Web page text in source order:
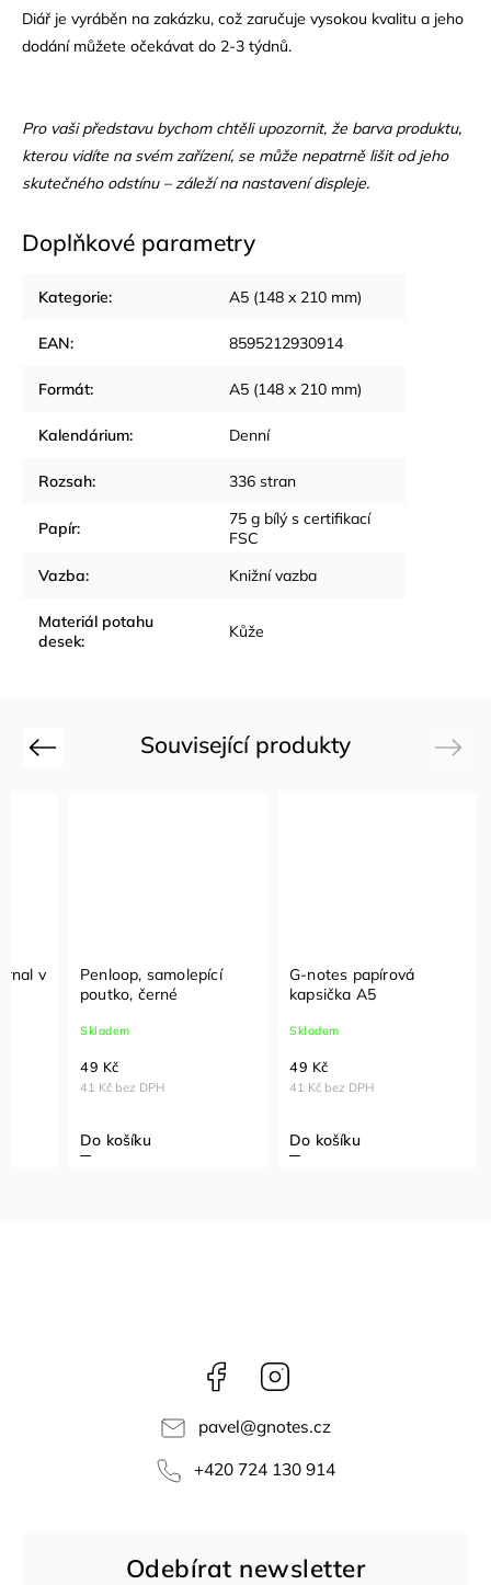
Diář je vyráběn na zakázku, což zaručuje vysokou kvalitu a jeho
dodání můžete očekávat do 2-3 týdnů.
Pro vaši představu bychom chtěli upozornit, že barva produktu,
kterou vidíte na svém zařízení, se může nepatrně lišit od jeho
skutečného odstínu – záleží na nastavení displeje.
Doplňkové parametry
Kategorie: A5 (148 x 210 mm)
EAN: 8595212930914
Formát: A5 (148 x 210 mm)
Kalendárium: Denní
Rozsah: 336 stran
Papír:
75 g bílý s certifikací
FSC
Vazba: Knižní vazba
Materiál potahu
desek: Kůže
Související produkty
Previous
v
Penloop, samolepící
poutko, černé
Skladem
41 Kč bez DPH
49 Kč
Do košíku
G-notes papírová
kapsička A5
Skladem
41 Kč bez DPH
49 Kč
Do košíku
Next
Facebook
pavel@gnotes.cz
+420 724 130 914
Odebírat newsletter